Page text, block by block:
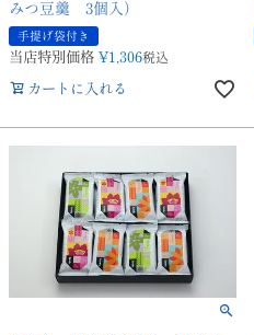
みつ豆羹 3個入）
手提げ袋付き
当店特別価格 ¥1,306税込
カートに入れる